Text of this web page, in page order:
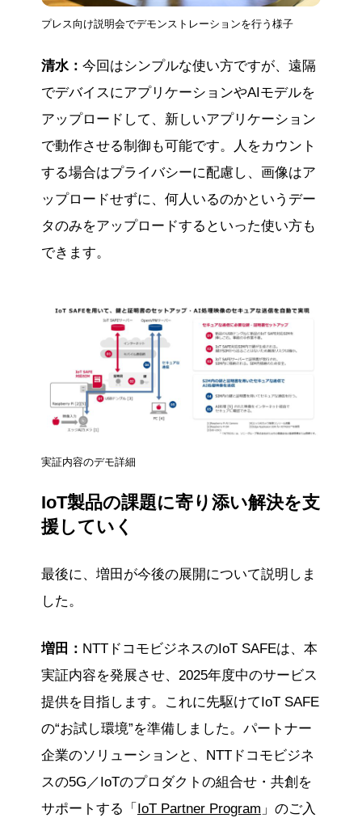
プレス向け説明会でデモンストレーションを行う様子
清水： 今回はシンプルな使い方ですが、遠隔
でデバイスにアプリケーションやAIモデルを
アップロードして、新しいアプリケーション
で動作させる制御も可能です。人をカウント
する場合はプライバシーに配慮し、画像はア
ップロードせずに、何人いるのかというデー
タのみをアップロードするといった使い方も
できます。
実証内容のデモ詳細
IoT製品の課題に寄り添い解決を支
援していく
最後に、増田が今後の展開について説明しま
した。
増田： NTTドコモビジネスのIoT SAFEは、本
実証内容を発展させ、2025年度中のサービス
提供を目指します。これに先駆けてIoT SAFE
の“お試し環境”を準備しました。パートナー
企業のソリューションと、NTTドコモビジネ
スの5G／IoTのプロダクトの組合せ・共創を
サポートする「 IoT Partner Program 」のご入